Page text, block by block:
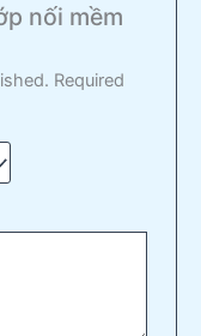
nối mềm
Required